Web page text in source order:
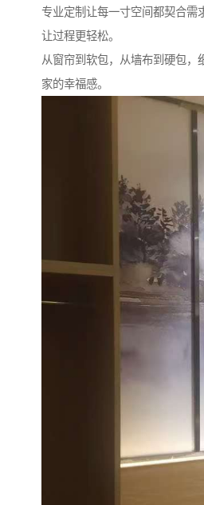
专业定制让每一寸空间都契合需
让过程更轻松。
从窗帘到软包，从墙布到硬包，
家的幸福感。